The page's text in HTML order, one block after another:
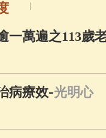
一萬遍之113歲
病療效-光明心